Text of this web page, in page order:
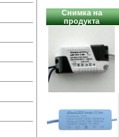
Снимка на
продукта